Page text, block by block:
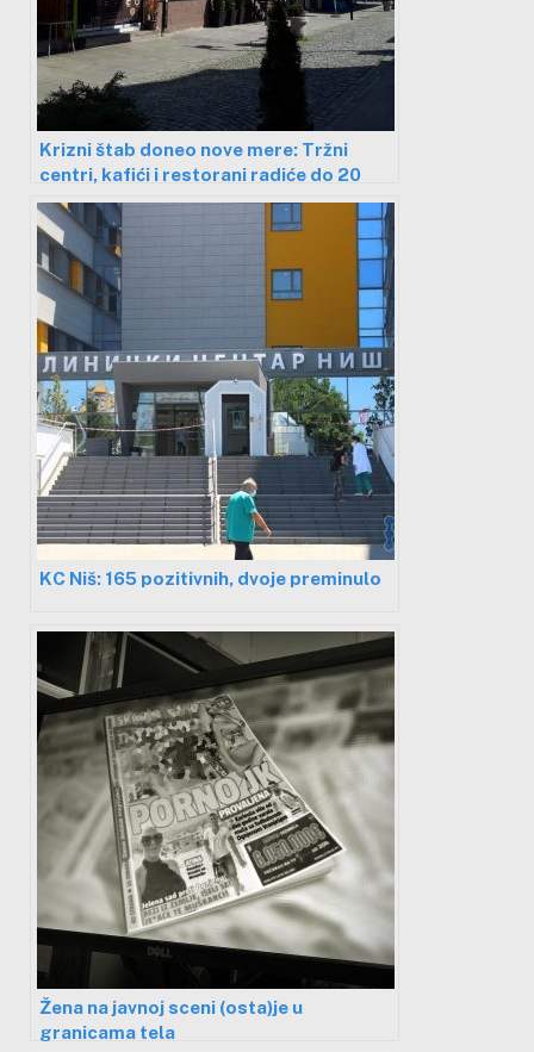
Krizni štab doneo nove mere: Tržni
centri, kafići i restorani radiće do 20
časova
KC Niš: 165 pozitivnih, dvoje preminulo
Žena na javnoj sceni (osta)je u
granicama tela